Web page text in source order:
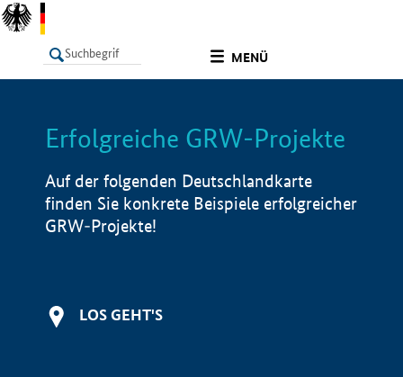
MENÜ
LISTE Info
Erfolgreiche GRW-Projekte
Auf der folgenden Deutschlandkarte
finden Sie konkrete Beispiele erfolgreicher
GRW-Projekte!
LOS GEHT'S